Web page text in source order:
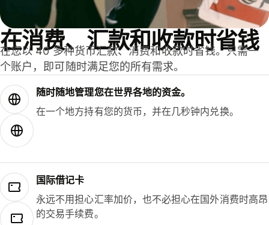
在消费、汇款和收款时省钱
在您以 40 多种货币汇款、消费和收款时省钱。只需一
个账户，即可随时满足您的所有需求。
随时随地管理您在世界各地的资金。
在一个地方持有您的货币，并在几秒钟内兑换。
国际借记卡
永远不用担心汇率加价，也不必担心在国外消费时高昂
的交易手续费。